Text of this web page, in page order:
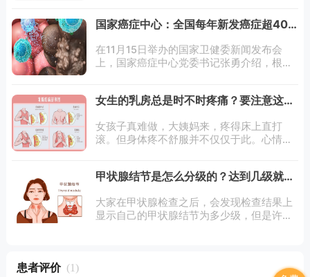
慢性疾病方面，并不能完全涵盖肿瘤筛查。
国家癌症中心：全国每年新发癌症超400
在11月15日举办的国家卫健委新闻发布会
上，国家癌症中心党委书记张勇介绍，根据
的发病和死亡情况，对于有效防控癌症
女生的乳房总是时不时疼痛？要注意这些
女孩子真难做，大姨妈来，疼得床上直打
滚。但身体疼不舒服并不仅仅于此。心情郁
这么高，乳房总是不舒服不会是什么前兆吧
甲状腺结节是怎么分级的？达到几级就是
大家在甲状腺检查之后，会发现检查结果上
显示自己的甲状腺结节为多少级，但是许多
患者评价 (1)